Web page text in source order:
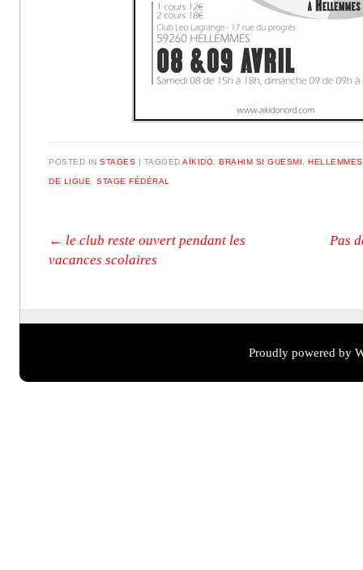
POSTED INSTAGES | TAGGEDAÏKIDO ,BRAHIM SI GUESMI ,HELLEMMES
DE LIGUE ,STAGE FÉDÉRAL
Post navigation
← le club reste ouvert pendant les
vacances scolaires
Pas
Proudly powered by